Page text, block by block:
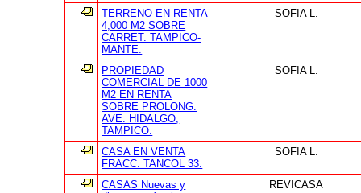
TERRENO EN RENTA
4,000 M2 SOBRE
CARRET. TAMPICO-
MANTE.
SOFIA L.
PROPIEDAD
COMERCIAL DE 1000
M2 EN RENTA
SOBRE PROLONG.
AVE. HIDALGO,
TAMPICO.
SOFIA L.
CASA EN VENTA
FRACC. TANCOL 33.
SOFIA L.
CASAS Nuevas y
REVICASA